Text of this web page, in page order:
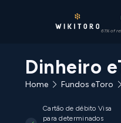
61% of
Dinheiro
Home Fundos eToro
Cartão de débito Visa
para determinados